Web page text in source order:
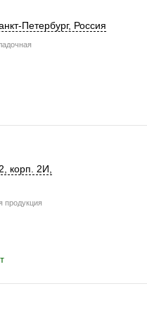
Петербург, Россия
корп. 2И
продукция